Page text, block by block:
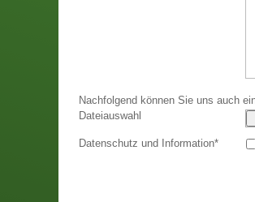
Nachfolgend können Sie uns auch
Dateiauswahl
Datenschutz und Information*